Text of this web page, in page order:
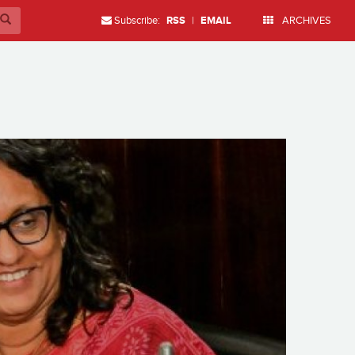
Subscribe: RSS | EMAIL ARCHIVES